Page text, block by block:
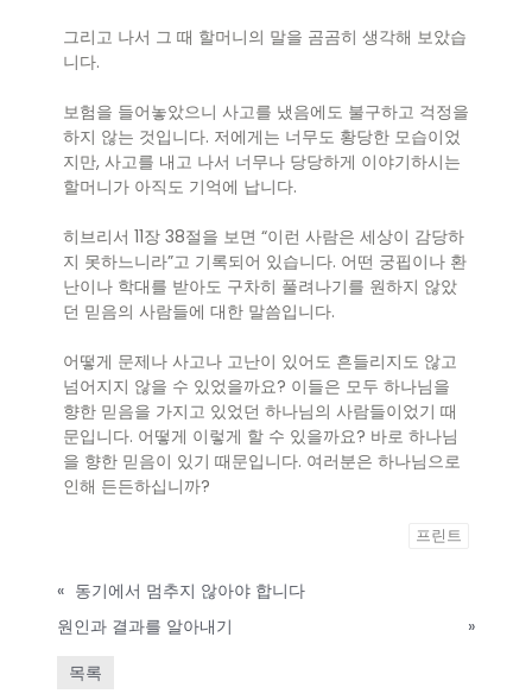
그리고 나서 그 때 할머니의 말을 곰곰히 생각해 보았습
니다.
보험을 들어놓았으니 사고를 냈음에도 불구하고 걱정을
하지 않는 것입니다. 저에게는 너무도 황당한 모습이었
지만, 사고를 내고 나서 너무나 당당하게 이야기하시는
할머니가 아직도 기억에 납니다.
히브리서 11장 38절을 보면 “이런 사람은 세상이 감당하
지 못하느니라”고 기록되어 있습니다. 어떤 궁핍이나 환
난이나 학대를 받아도 구차히 풀려나기를 원하지 않았
던 믿음의 사람들에 대한 말씀입니다.
어떻게 문제나 사고나 고난이 있어도 흔들리지도 않고
넘어지지 않을 수 있었을까요? 이들은 모두 하나님을
향한 믿음을 가지고 있었던 하나님의 사람들이었기 때
문입니다. 어떻게 이렇게 할 수 있을까요? 바로 하나님
을 향한 믿음이 있기 때문입니다. 여러분은 하나님으로
인해 든든하십니까?
프린트
« 동기에서 멈추지 않아야 합니다
원인과 결과를 알아내기
»
목록